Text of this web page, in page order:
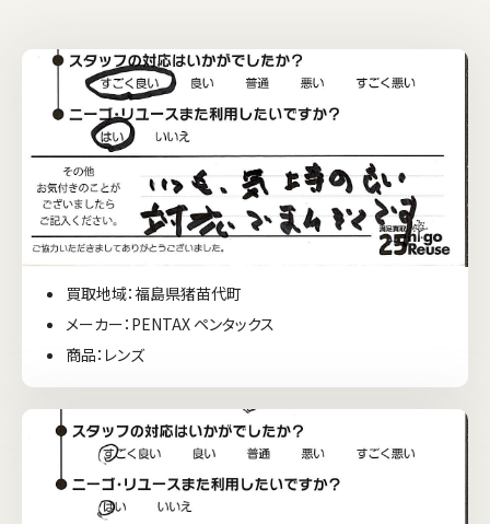
買取地域：福島県猪苗代町
メーカー：PENTAX ペンタックス
商品：レンズ